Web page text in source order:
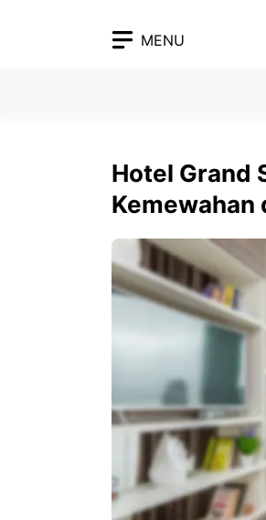
MENU
Hotel Grand
Kemewahan